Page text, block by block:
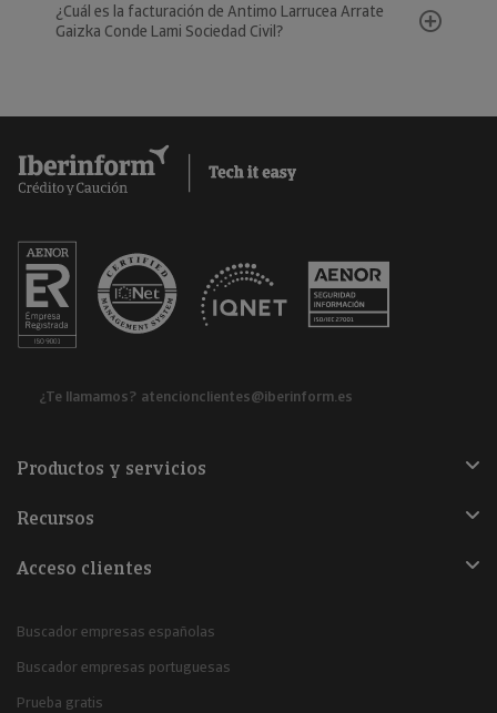
¿Cuál es la facturación de Antimo Larrucea Arrate
Gaizka Conde Lami Sociedad Civil?
¿Te llamamos? atencionclientes@iberinform.es
Productos y servicios
Recursos
Acceso clientes
Buscador empresas españolas
Buscador empresas portuguesas
Prueba gratis